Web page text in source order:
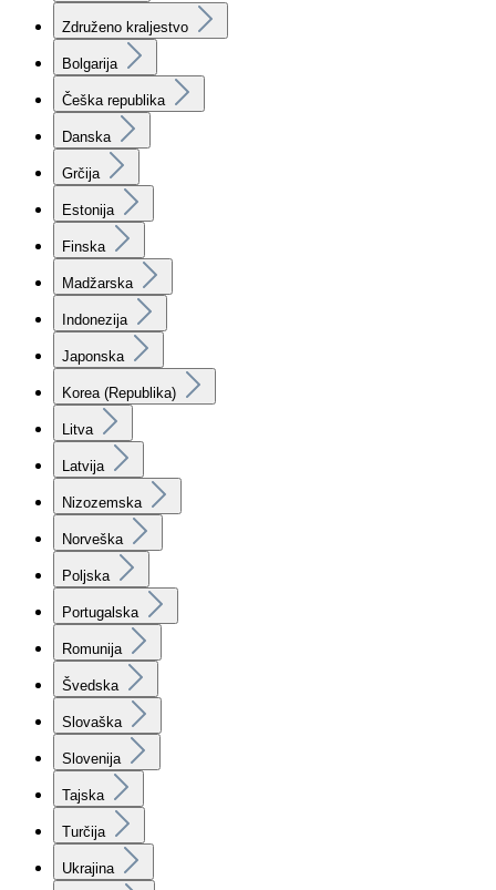
Združeno kraljestvo
Bolgarija
Češka republika
Danska
Grčija
Estonija
Finska
Madžarska
Indonezija
Japonska
Korea (Republika)
Litva
Latvija
Nizozemska
Norveška
Poljska
Portugalska
Romunija
Švedska
Slovaška
Slovenija
Tajska
Turčija
Ukrajina